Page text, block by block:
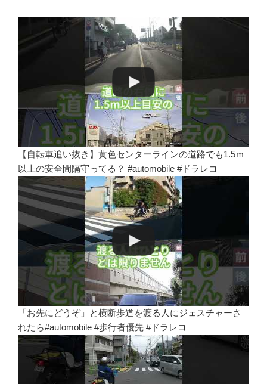
【自転車追い抜き】黄色センターラインの道路でも1.5ｍ
以上の安全間隔守ってる？ #automobile #ドラレコ
「お先にどうぞ」と横断歩道を渡る人にジェスチャーさ
れたら#automobile #歩行者優先 #ドラレコ